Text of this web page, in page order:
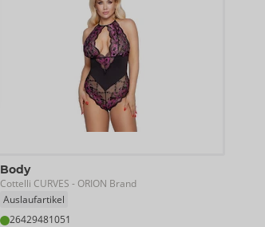
Body
Cottelli CURVES - ORION Brand
Auslaufartikel
26429481051